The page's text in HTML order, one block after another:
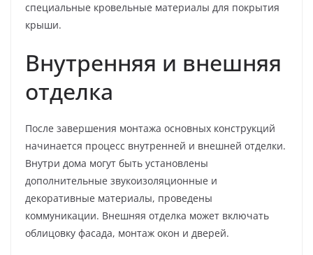
специальные кровельные материалы для покрытия
крыши.
Внутренняя и внешняя
отделка
После завершения монтажа основных конструкций
начинается процесс внутренней и внешней отделки.
Внутри дома могут быть установлены
дополнительные звукоизоляционные и
декоративные материалы, проведены
коммуникации. Внешняя отделка может включать
облицовку фасада, монтаж окон и дверей.